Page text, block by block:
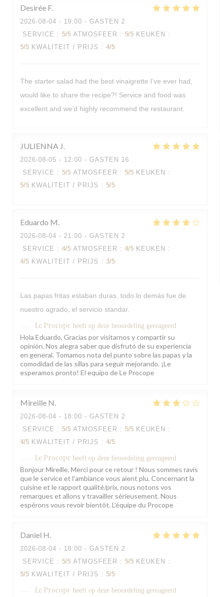
Desirée F
2026-08-04 - 19:00 - GASTEN 2
SERVICE : 5/5 ATMOSFEER : 5/5 KEUKEN :
5/5 KWALITEIT / PRIJS : 4/5
The starter salad had the best vinaigrette I’ve ever had,
would like to share the recipe?! Service and food was
excellent and we’d highly recommend the restaurant.
JULIENNA J
2026-08-05 - 12:00 - GASTEN 16
SERVICE : 5/5 ATMOSFEER : 5/5 KEUKEN :
5/5 KWALITEIT / PRIJS : 5/5
Eduardo M
2026-08-04 - 21:00 - GASTEN 2
SERVICE : 4/5 ATMOSFEER : 4/5 KEUKEN :
4/5 KWALITEIT / PRIJS : 3/5
Las papas fritas estaban duras, todo lo demás fue de
nuestro agrado, el servicio standar.
Le Procope heeft op deze beoordeling gereageerd
Hola Eduardo, Gracias por visitarnos y compartir su
opinión. Nos alegra saber que disfrutó de su experiencia
en general. Tomamos nota del punto sobre las papas y la
comodidad de las sillas para seguir mejorando. ¡Le
esperamos pronto! El equipo de Le Procope
Mireille N
2026-08-04 - 18:00 - GASTEN 2
SERVICE : 5/5 ATMOSFEER : 5/5 KEUKEN :
4/5 KWALITEIT / PRIJS : 4/5
Le Procope heeft op deze beoordeling gereageerd
Bonjour Mireille, Merci pour ce retour ! Nous sommes ravis
que le service et l'ambiance vous aient plu. Concernant la
cuisine et le rapport qualité/prix, nous notons vos
remarques et allons y travailler sérieusement. Nous
espérons vous revoir bientôt. L'équipe du Procope
Daniel H
2026-08-04 - 18:00 - GASTEN 2
SERVICE : 5/5 ATMOSFEER : 5/5 KEUKEN :
5/5 KWALITEIT / PRIJS : 5/5
Le Procope heeft op deze beoordeling gereageerd